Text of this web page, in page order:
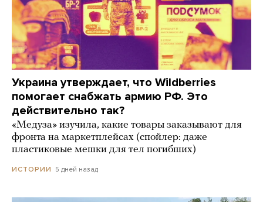
Украина утверждает, что Wildberries
помогает снабжать армию РФ. Это
действительно так?
«Медуза» изучила, какие товары заказывают для
фронта на маркетплейсах (спойлер: даже
пластиковые мешки для тел погибших)
ИСТОРИИ 5 дней назад